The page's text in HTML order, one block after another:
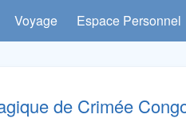
Voyage Espace Personnel
de Crimée